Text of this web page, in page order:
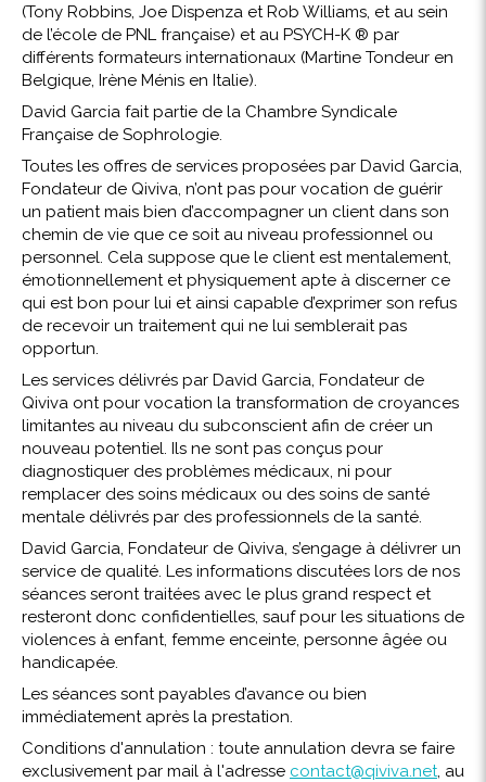
(Tony Robbins, Joe Dispenza et Rob Williams, et au sein
de l’école de PNL française) et au PSYCH-K ® par
différents formateurs internationaux (Martine Tondeur en
Belgique, Irène Ménis en Italie).
David Garcia fait partie de la Chambre Syndicale
Française de Sophrologie.
Toutes les offres de services proposées par David Garcia,
Fondateur de Qiviva, n’ont pas pour vocation de guérir
un patient mais bien d’accompagner un client dans son
chemin de vie que ce soit au niveau professionnel ou
personnel. Cela suppose que le client est mentalement,
émotionnellement et physiquement apte à discerner ce
qui est bon pour lui et ainsi capable d’exprimer son refus
de recevoir un traitement qui ne lui semblerait pas
opportun.
Les services délivrés par David Garcia, Fondateur de
Qiviva ont pour vocation la transformation de croyances
limitantes au niveau du subconscient afin de créer un
nouveau potentiel. Ils ne sont pas conçus pour
diagnostiquer des problèmes médicaux, ni pour
remplacer des soins médicaux ou des soins de santé
mentale délivrés par des professionnels de la santé.
David Garcia, Fondateur de Qiviva, s’engage à délivrer un
service de qualité. Les informations discutées lors de nos
séances seront traitées avec le plus grand respect et
resteront donc confidentielles, sauf pour les situations de
violences à enfant, femme enceinte, personne âgée ou
handicapée.
Les séances sont payables d’avance ou bien
immédiatement après la prestation.
Conditions d'annulation : toute annulation devra se faire
exclusivement par mail à l'adresse contact@qiviva.net, au